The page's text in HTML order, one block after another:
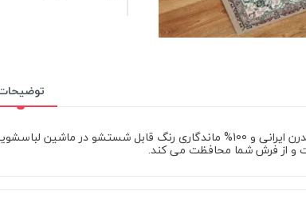
با پارچه با سبک مدرن ایرانی و 100% ماندگاری رنگ
و از فرش شما محافظت می کند.